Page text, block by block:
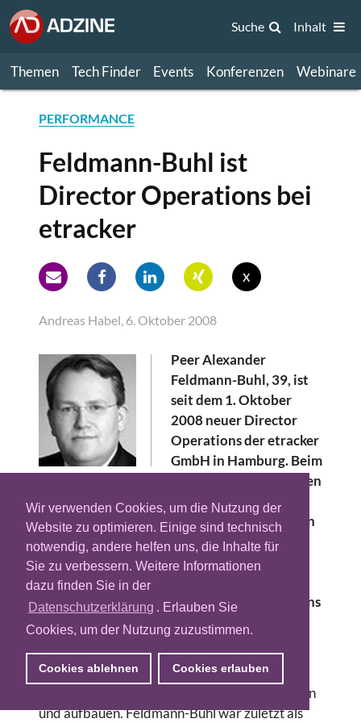
Wir verwenden Cookies, um die Nutzung der
Website zu optimieren. Einige sind technisch
notwendig, andere helfen uns, die Inhalte für
Sie zu verbessern. Weitere Informationen
dazu finden Sie in der
Datenschutzerklärung . Erlauben Sie
Cookies, um der Nutzung zuzustimmen.
Cookies ablehnen Cookies erlauben
Themen Tech Finder Events Konferenzen Webinare
Suche Inhalt
PERFORMANCE
Feldmann-Buhl ist
Director Operations bei
etracker
x
Andreas Habel, 6. Oktober 2008
Peer Alexander
Feldmann-Buhl, 39, ist
seit dem 1. Oktober
2008 neuer Director
Operations der etracker
GmbH in Hamburg. Beim
Anbieter von Produkten
und Dienstleistungen zur Optimierung von
Websites und Online-Marketingmaßnahmen
übernimmt Feldmann-Buhl die
Gesamtverantwortung für die
Unternehmensbereiche Sales, Partner
Management, Marketing und Public Relations
sowie Consulting.
Zudem soll er das deutschlandweite und
internationale Geschäft ausbauen und neue
Geschäftsfelder im In- und Ausland erschließen
und aufbauen. Feldmann-Buhl war zuletzt als